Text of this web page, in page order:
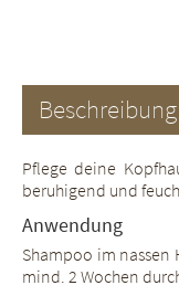
Beschreibung
Pflege deine
beruhigend und
Anwendung
Shampoo im nassen
mind. 2 Wochen